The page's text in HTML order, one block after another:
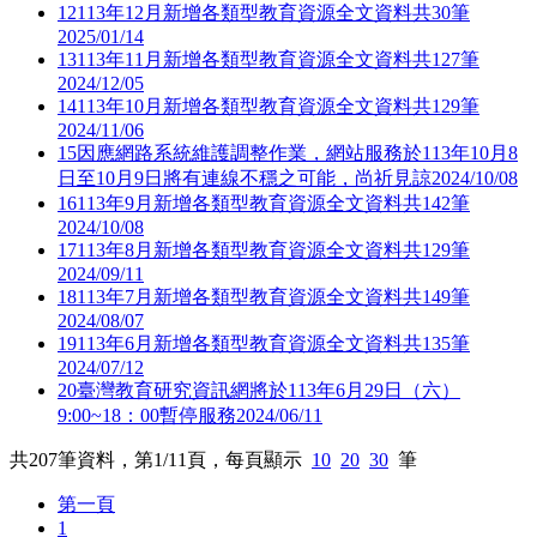
12113年12月新增各類型教育資源全文資料共30筆
2025/01/14
13113年11月新增各類型教育資源全文資料共127筆
2024/12/05
14113年10月新增各類型教育資源全文資料共129筆
2024/11/06
15因應網路系統維護調整作業，網站服務於113年10月8
日至10月9日將有連線不穩之可能，尚祈見諒2024/10/08
16113年9月新增各類型教育資源全文資料共142筆
2024/10/08
17113年8月新增各類型教育資源全文資料共129筆
2024/09/11
18113年7月新增各類型教育資源全文資料共149筆
2024/08/07
19113年6月新增各類型教育資源全文資料共135筆
2024/07/12
20臺灣教育研究資訊網將於113年6月29日（六）
9:00~18：00暫停服務2024/06/11
共207筆資料，第1/11 頁，每頁顯示 10 20 30 筆
第一頁
1